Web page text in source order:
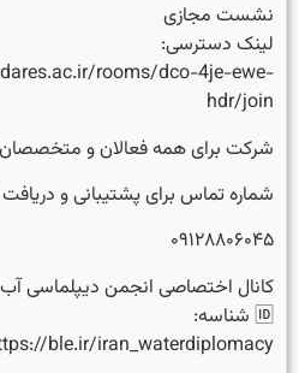
نشست مجازی
لینک دسترسی:
rooms/dco-4je-ewe-
hdr/join
شرکت برای همه فعالان و
شماره تماس برای پشتیبانی و
۰۹۱۲۸۸۰۶۰۴۵
کانال اختصاصی انجمن دیپلماسی آب
🆔 شناسه:
ble.ir/iran_waterdiplomacy